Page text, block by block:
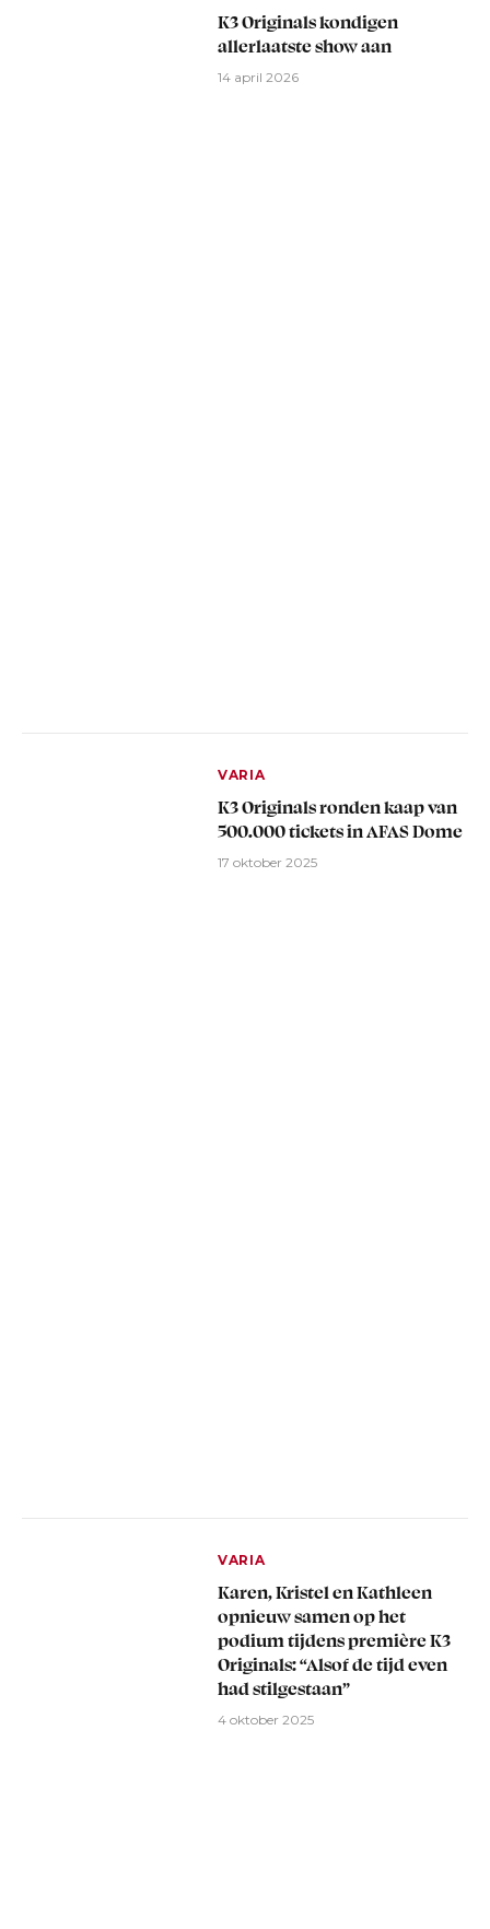
K3 Originals kondigen
allerlaatste show aan
14 april 2026
VARIA
K3 Originals ronden kaap van
500.000 tickets in AFAS Dome
17 oktober 2025
VARIA
Karen, Kristel en Kathleen
opnieuw samen op het
podium tijdens première K3
Originals: “Alsof de tijd even
had stilgestaan”
4 oktober 2025